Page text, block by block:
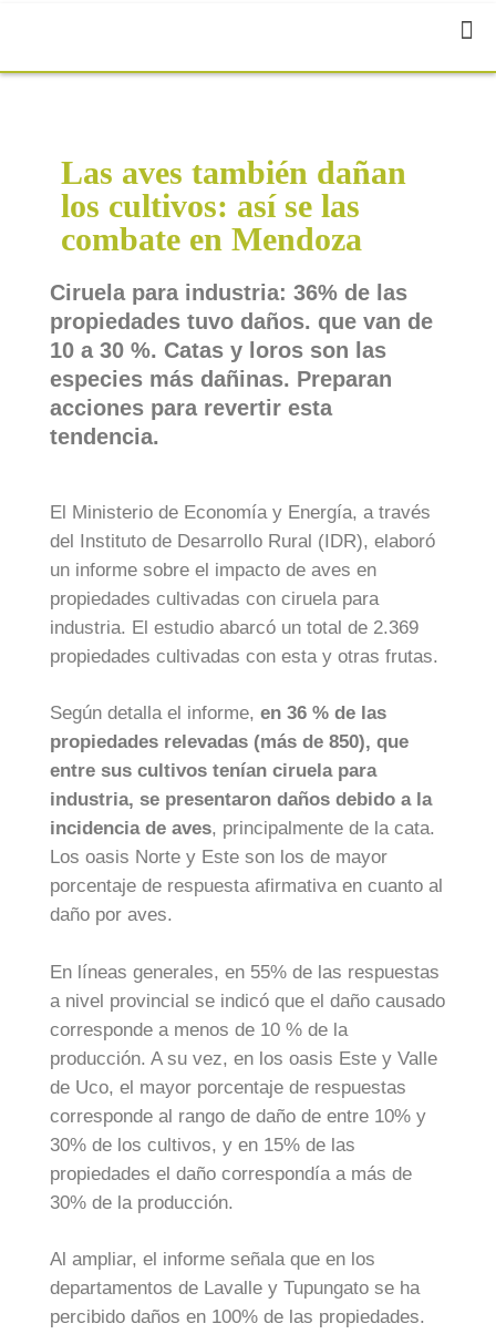
Las aves también dañan
los cultivos: así se las
combate en Mendoza
Ciruela para industria: 36% de las
propiedades tuvo daños. que van de
10 a 30 %. Catas y loros son las
especies más dañinas. Preparan
acciones para revertir esta
tendencia.
El Ministerio de Economía y Energía, a través
del Instituto de Desarrollo Rural (IDR), elaboró
un informe sobre el impacto de aves en
propiedades cultivadas con ciruela para
industria. El estudio abarcó un total de 2.369
propiedades cultivadas con esta y otras frutas.
Según detalla el informe, en 36 % de las
propiedades relevadas (más de 850), que
entre sus cultivos tenían ciruela para
industria, se presentaron daños debido a la
incidencia de aves, principalmente de la cata.
Los oasis Norte y Este son los de mayor
porcentaje de respuesta afirmativa en cuanto al
daño por aves.
En líneas generales, en 55% de las respuestas
a nivel provincial se indicó que el daño causado
corresponde a menos de 10 % de la
producción. A su vez, en los oasis Este y Valle
de Uco, el mayor porcentaje de respuestas
corresponde al rango de daño de entre 10% y
30% de los cultivos, y en 15% de las
propiedades el daño correspondía a más de
30% de la producción.
Al ampliar, el informe señala que en los
departamentos de Lavalle y Tupungato se ha
percibido daños en 100% de las propiedades.